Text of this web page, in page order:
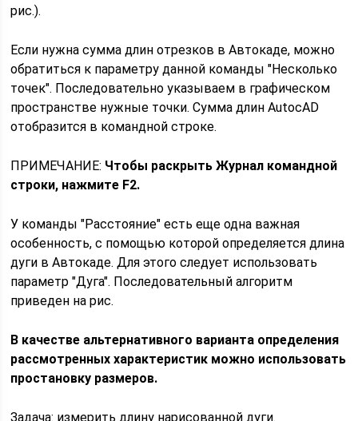
рис.).
Если нужна сумма длин отрезков в Автокаде, можно
обратиться к параметру данной команды "Несколько
точек". Последовательно указываем в графическом
пространстве нужные точки. Сумма длин AutocAD
отобразится в командной строке.
ПРИМЕЧАНИЕ: Чтобы раскрыть Журнал командной
строки, нажмите F2.
У команды "Расстояние" есть еще одна важная
особенность, с помощью которой определяется длина
дуги в Автокаде. Для этого следует использовать
параметр "Дуга". Последовательный алгоритм
приведен на рис.
В качестве альтернативного варианта определения
рассмотренных характеристик можно использовать
простановку размеров.
Задача: измерить длину нарисованной дуги.